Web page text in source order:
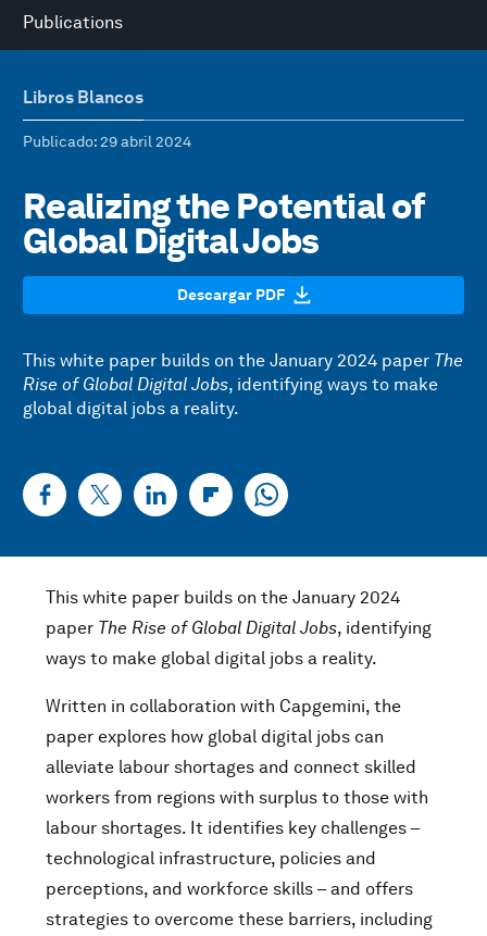
Publications
Libros Blancos
Publicado: 29 abril 2024
Realizing the Potential of
Global Digital Jobs
Descargar PDF
This white paper builds on the January 2024 paper The
Rise of Global Digital Jobs, identifying ways to make
global digital jobs a reality.
This white paper builds on the January 2024
paper The Rise of Global Digital Jobs, identifying
ways to make global digital jobs a reality.
Written in collaboration with Capgemini, the
paper explores how global digital jobs can
alleviate labour shortages and connect skilled
workers from regions with surplus to those with
labour shortages. It identifies key challenges –
technological infrastructure, policies and
perceptions, and workforce skills – and offers
strategies to overcome these barriers, including